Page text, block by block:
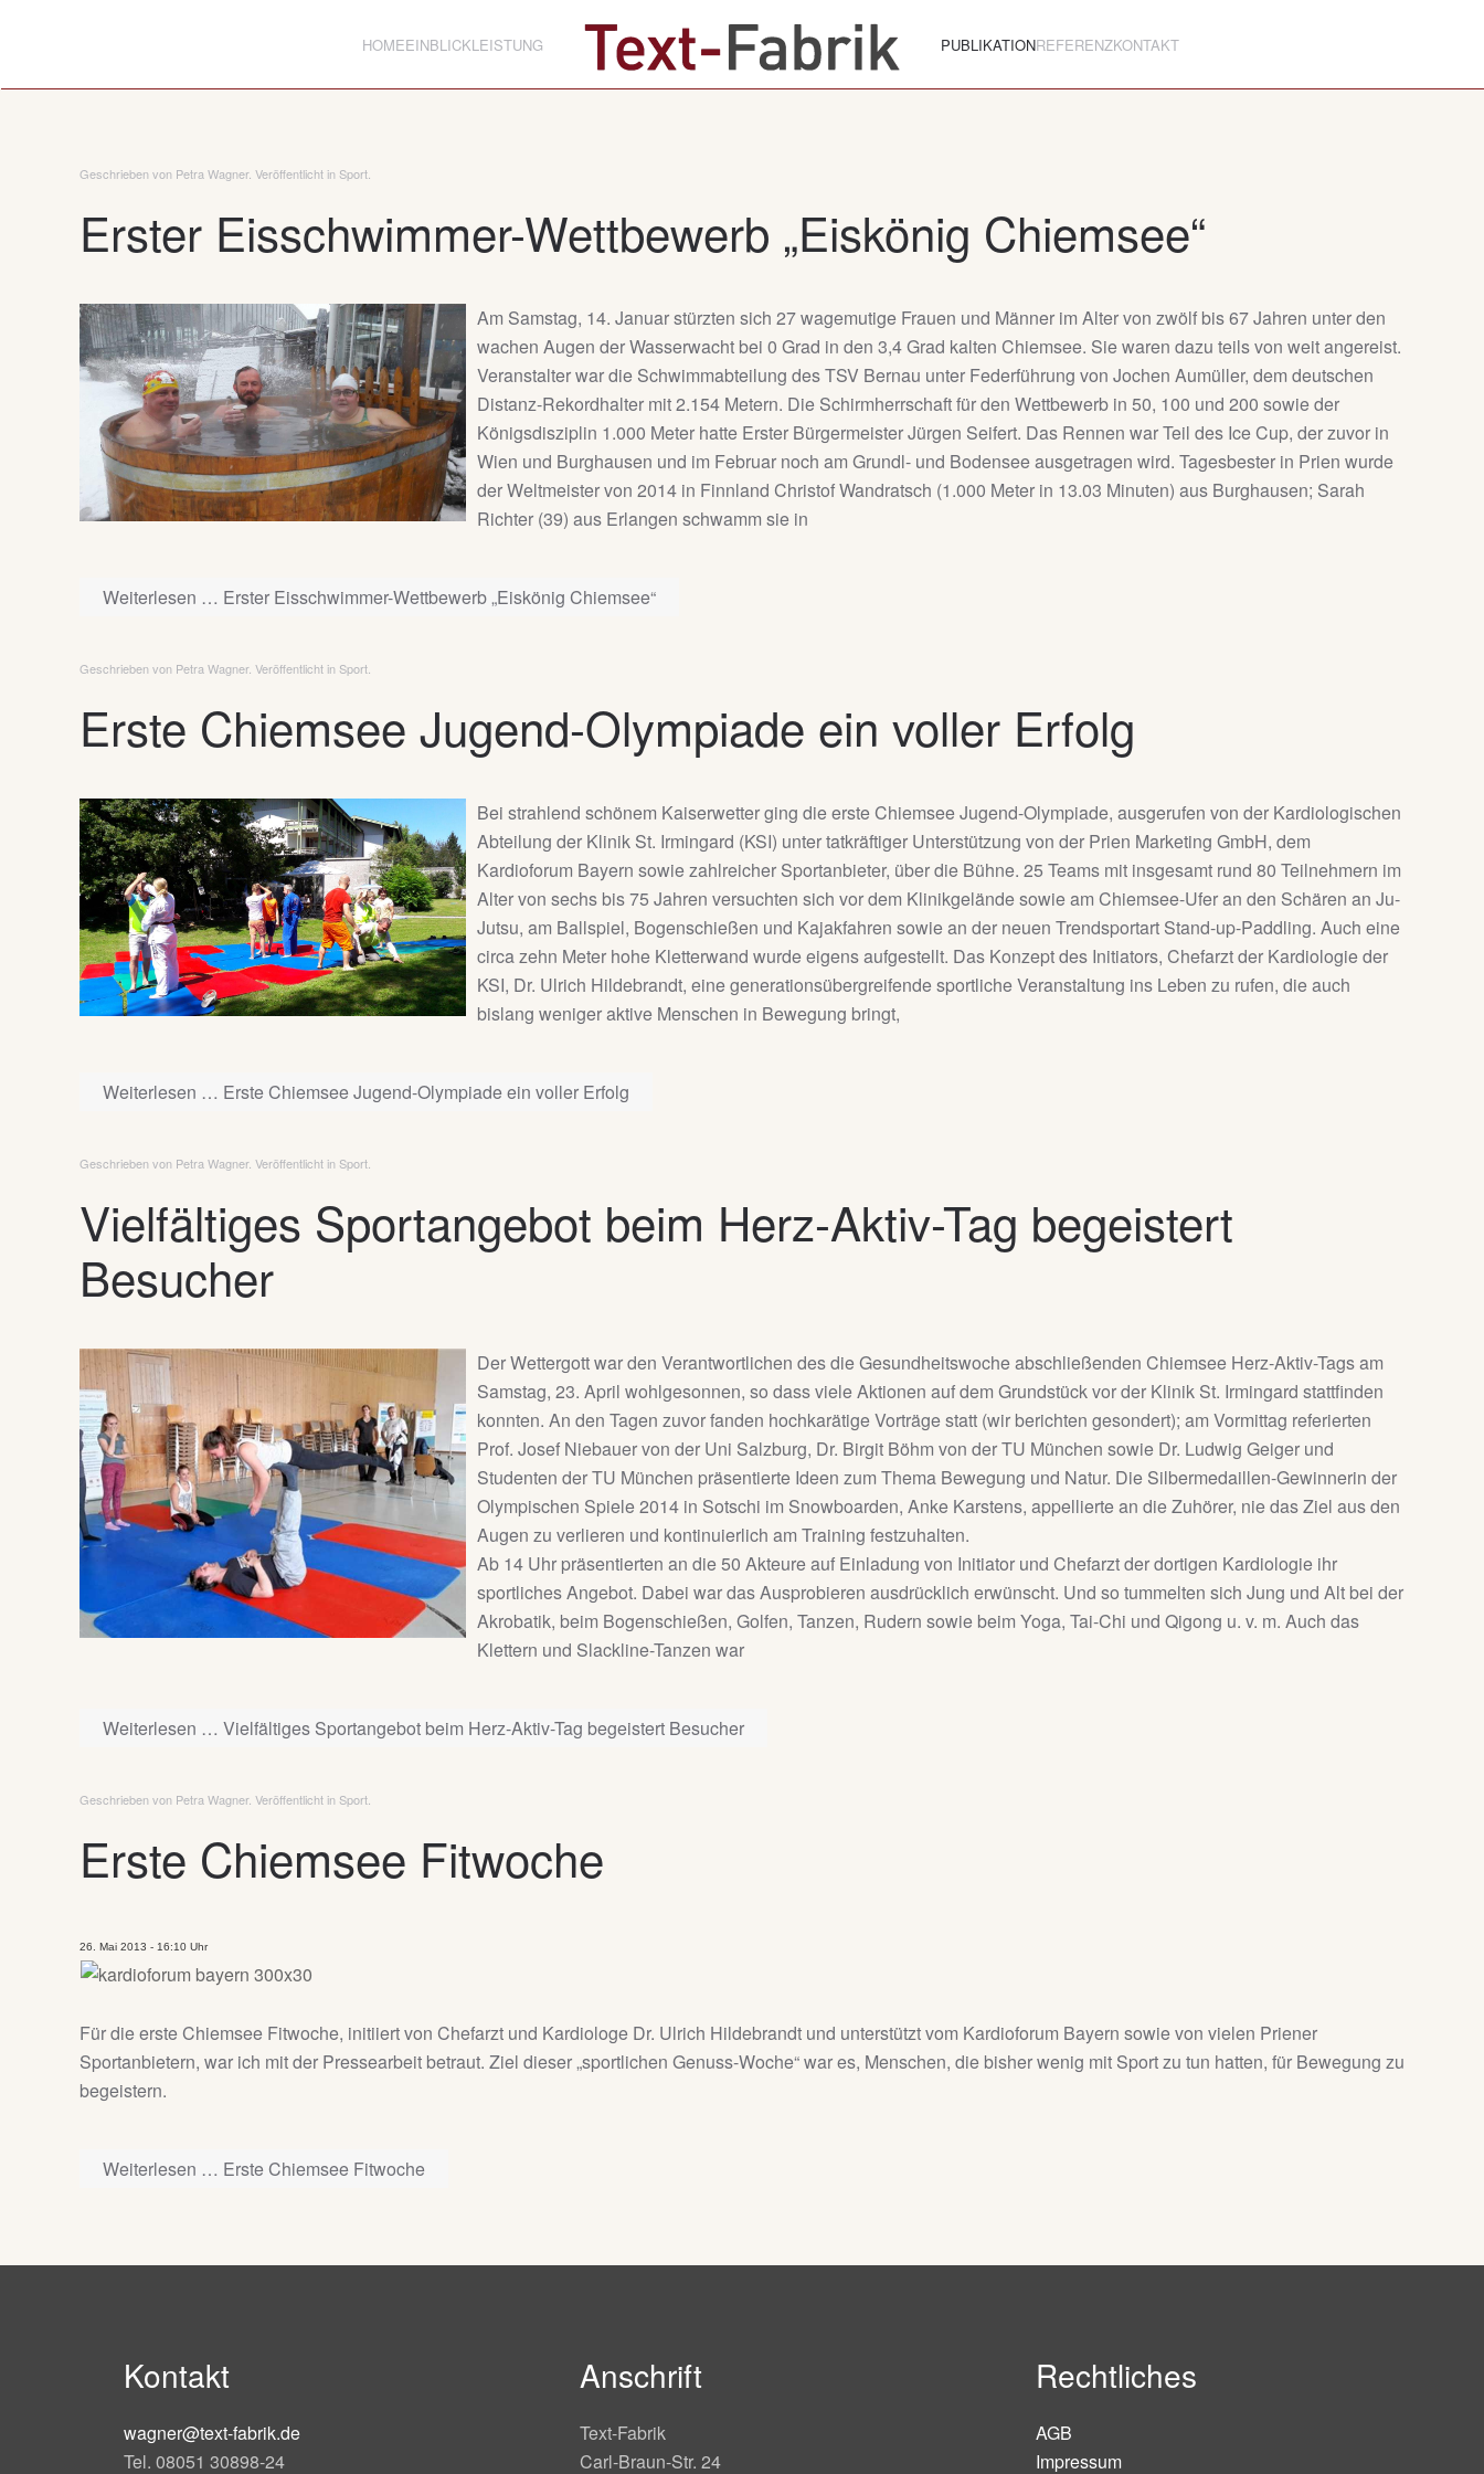
HOMEEINBLICKLEISTUNG PUBLIKATIONREFERENZKONTAKT
Geschrieben von Petra Wagner. Veröffentlicht in Sport
Erster Eisschwimmer-Wettbewerb „Eiskönig Chiemsee“
Am Samstag, 14. Januar stürzten sich 27 wagemutige Frauen und Männer im Alter von zwölf bis 67 Jahren unter den
wachen Augen der Wasserwacht bei 0 Grad in den 3,4 Grad kalten Chiemsee. Sie waren dazu teils von weit angereist.
Veranstalter war die Schwimmabteilung des TSV Bernau unter Federführung von Jochen Aumüller, dem deutschen
Distanz-Rekordhalter mit 2.154 Metern. Die Schirmherrschaft für den Wettbewerb in 50, 100 und 200 sowie der
Königsdisziplin 1.000 Meter hatte Erster Bürgermeister Jürgen Seifert. Das Rennen war Teil des Ice Cup, der zuvor in
Wien und Burghausen und im Februar noch am Grundl- und Bodensee ausgetragen wird. Tagesbester in Prien wurde
der Weltmeister von 2014 in Finnland Christof Wandratsch (1.000 Meter in 13.03 Minuten) aus Burghausen; Sarah
Richter (39) aus Erlangen schwamm sie in
Weiterlesen … Erster Eisschwimmer-Wettbewerb „Eiskönig Chiemsee“
Geschrieben von Petra Wagner. Veröffentlicht in Sport
Erste Chiemsee Jugend-Olympiade ein voller Erfolg
Bei strahlend schönem Kaiserwetter ging die erste Chiemsee Jugend-Olympiade, ausgerufen von der Kardiologischen
Abteilung der Klinik St. Irmingard (KSI) unter tatkräftiger Unterstützung von der Prien Marketing GmbH, dem
Kardioforum Bayern sowie zahlreicher Sportanbieter, über die Bühne. 25 Teams mit insgesamt rund 80 Teilnehmern im
Alter von sechs bis 75 Jahren versuchten sich vor dem Klinikgelände sowie am Chiemsee-Ufer an den Schären an Ju-
Jutsu, am Ballspiel, Bogenschießen und Kajakfahren sowie an der neuen Trendsportart Stand-up-Paddling. Auch eine
circa zehn Meter hohe Kletterwand wurde eigens aufgestellt. Das Konzept des Initiators, Chefarzt der Kardiologie der
KSI, Dr. Ulrich Hildebrandt, eine generationsübergreifende sportliche Veranstaltung ins Leben zu rufen, die auch
bislang weniger aktive Menschen in Bewegung bringt,
Weiterlesen … Erste Chiemsee Jugend-Olympiade ein voller Erfolg
Geschrieben von Petra Wagner. Veröffentlicht in Sport
Vielfältiges Sportangebot beim Herz-Aktiv-Tag begeistert
Besucher
Der Wettergott war den Verantwortlichen des die Gesundheitswoche abschließenden Chiemsee Herz-Aktiv-Tags am
Samstag, 23. April wohlgesonnen, so dass viele Aktionen auf dem Grundstück vor der Klinik St. Irmingard stattfinden
konnten. An den Tagen zuvor fanden hochkarätige Vorträge statt (wir berichten gesondert); am Vormittag referierten
Prof. Josef Niebauer von der Uni Salzburg, Dr. Birgit Böhm von der TU München sowie Dr. Ludwig Geiger und
Studenten der TU München präsentierte Ideen zum Thema Bewegung und Natur. Die Silbermedaillen-Gewinnerin der
Olympischen Spiele 2014 in Sotschi im Snowboarden, Anke Karstens, appellierte an die Zuhörer, nie das Ziel aus den
Augen zu verlieren und kontinuierlich am Training festzuhalten.
Ab 14 Uhr präsentierten an die 50 Akteure auf Einladung von Initiator und Chefarzt der dortigen Kardiologie ihr
sportliches Angebot. Dabei war das Ausprobieren ausdrücklich erwünscht. Und so tummelten sich Jung und Alt bei der
Akrobatik, beim Bogenschießen, Golfen, Tanzen, Rudern sowie beim Yoga, Tai-Chi und Qigong u. v. m. Auch das
Klettern und Slackline-Tanzen war
Weiterlesen … Vielfältiges Sportangebot beim Herz-Aktiv-Tag begeistert Besucher
Geschrieben von Petra Wagner. Veröffentlicht in Sport
Erste Chiemsee Fitwoche
26. Mai 2013 - 16:10 Uhr
Für die erste Chiemsee Fitwoche, initiiert von Chefarzt und Kardiologe Dr. Ulrich Hildebrandt und unterstützt vom Kardioforum Bayern sowie von vielen Priener
Sportanbietern, war ich mit der Pressearbeit betraut. Ziel dieser „sportlichen Genuss-Woche“ war es, Menschen, die bisher wenig mit Sport zu tun hatten, für Bewegung zu
begeistern.
Weiterlesen … Erste Chiemsee Fitwoche
Kontakt
wagner@text-fabrik.de
Tel. 08051 30898-24
Anschrift
Text-Fabrik
Carl-Braun-Str. 24
Rechtliches
AGB
Impressum